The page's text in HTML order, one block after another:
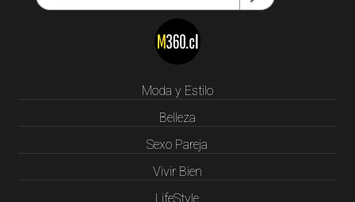
Moda y Estilo
Belleza
Sexo Pareja
Vivir Bien
LifeStyle